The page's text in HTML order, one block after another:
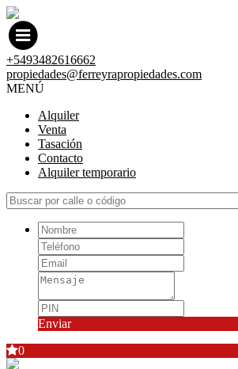
+5493482616662
propiedades@ferreyrapropiedades.com
MENÚ
Alquiler
Venta
Tasación
Contacto
Alquiler temporario
Enviar
0